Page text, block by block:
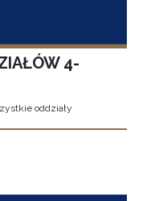
4-
oddziały